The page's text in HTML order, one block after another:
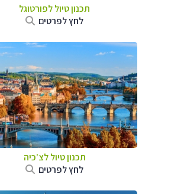
תכנון טיול לפורטוגל
לחץ לפרטים
תכנון טיול לצ'כיה
לחץ לפרטים